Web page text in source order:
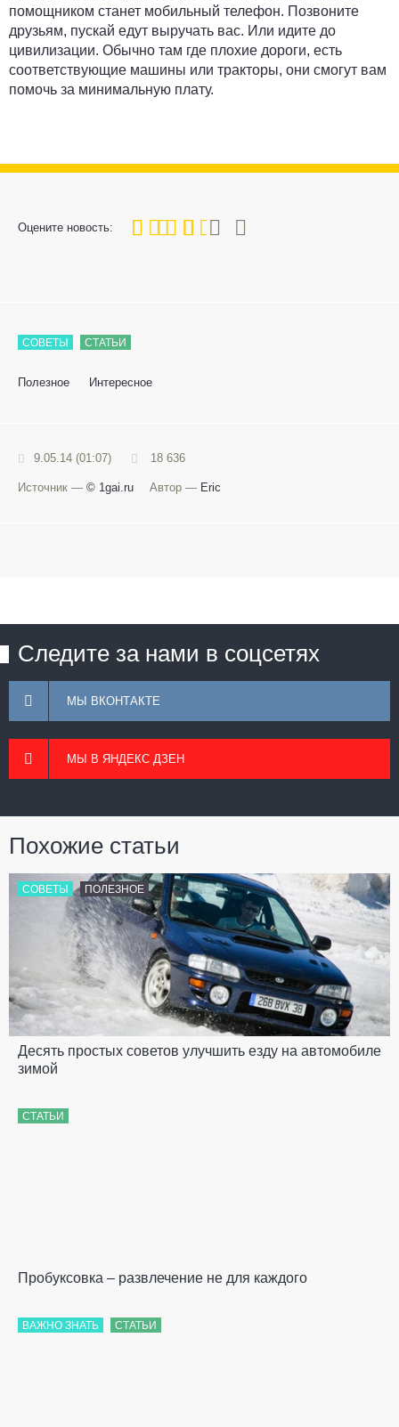
помощником станет мобильный телефон. Позвоните
друзьям, пускай едут выручать вас. Или идите до
цивилизации. Обычно там где плохие дороги, есть
соответствующие машины или тракторы, они смогут вам
помочь за минимальную плату.
Оцените новость:
60
1 3 4 5
СОВЕТЫ СТАТЬИ
Полезное Интересное
9.05.14 (01:07) 18 636
Источник — © 1gai.ru Автор — Eric
Следите за нами в соцсетях
МЫ ВКОНТАКТЕ
МЫ В ЯНДЕКС ДЗЕН
Похожие статьи
СОВЕТЫ ПОЛЕЗНОЕ
Десять простых советов улучшить езду на автомобиле
зимой
СТАТЬИ
Пробуксовка – развлечение не для каждого
ВАЖНО ЗНАТЬ СТАТЬИ